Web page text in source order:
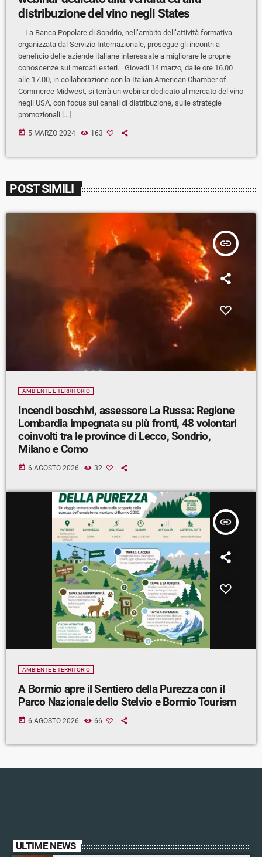
distribuzione del vino negli States
La Banca Popolare di Sondrio, nell’ambito dell’attività formativa
organizzata dal Servizio Internazionale, prosegue gli incontri a
beneficio delle aziende italiane interessate a migliorare le proprie
conoscenze sui mercati esteri. Giovedì 14 marzo, dalle ore 16.00
alle 17.00, in collaborazione con la Italian American Chamber of
Commerce Midwest, si terrà un webinar dedicato al mercato del vino
negli USA, con focus sui canali di distribuzione, sulle strategie
promozionali […]
today 5 MARZO 2024 163
POST SIMILI
insert_link
AMBIENTE E TERRITORIO
Incendi boschivi, assessore La Russa: Regione
Lombardia impegnata su più fronti, 48 volontari
coinvolti tra le province di Lecco, Sondrio,
Milano e Como
today 6 AGOSTO 2026 32
insert_link
AMBIENTE E TERRITORIO
A Bormio apre il Sentiero della Purezza con il
Parco Nazionale dello Stelvio e Bormio Tourism
today 6 AGOSTO 2026 66
ULTIME NEWS